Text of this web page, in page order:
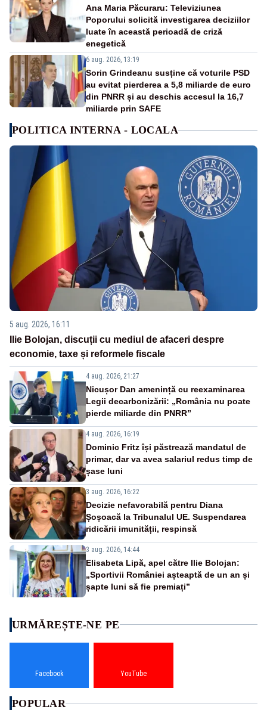
Ana Maria Păcuraru: Televiziunea
Poporului solicită investigarea deciziilor
luate în această perioadă de criză
enegetică
6 aug. 2026, 13:19
Sorin Grindeanu susține că voturile PSD
au evitat pierderea a 5,8 miliarde de euro
din PNRR și au deschis accesul la 16,7
miliarde prin SAFE
POLITICA INTERNA - LOCALA
5 aug. 2026, 16:11
Ilie Bolojan, discuții cu mediul de afaceri despre
economie, taxe și reformele fiscale
4 aug. 2026, 21:27
Nicușor Dan amenință cu reexaminarea
Legii decarbonizării: „România nu poate
pierde miliarde din PNRR”
4 aug. 2026, 16:19
Dominic Fritz își păstrează mandatul de
primar, dar va avea salariul redus timp de
șase luni
3 aug. 2026, 16:22
Decizie nefavorabilă pentru Diana
Șoșoacă la Tribunalul UE. Suspendarea
ridicării imunității, respinsă
3 aug. 2026, 14:44
Elisabeta Lipă, apel către Ilie Bolojan:
„Sportivii României așteaptă de un an și
șapte luni să fie premiați”
URMĂREȘTE-NE PE
Facebook YouTube
POPULAR